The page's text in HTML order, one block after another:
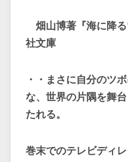
畑山博著『海に降
社文庫
・・まさに自分のツ
な、世界の片隅を舞
たれる。
巻末でのテレビディ